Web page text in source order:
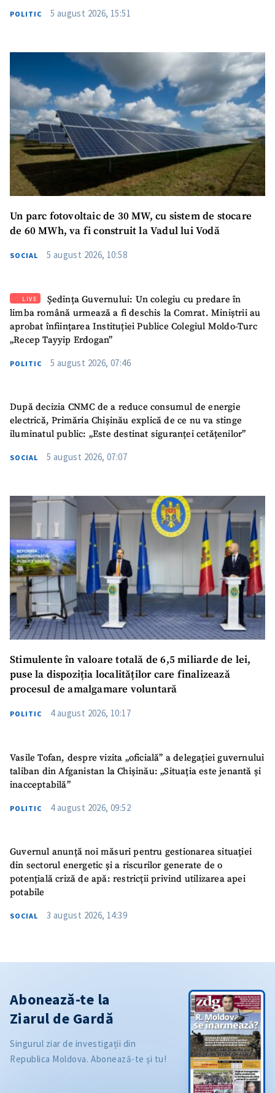
POLITIC 5 august 2026, 15:51
Un parc fotovoltaic de 30 MW, cu sistem de stocare
de 60 MWh, va fi construit la Vadul lui Vodă
SOCIAL 5 august 2026, 10:58
LIVE
Ședința Guvernului: Un colegiu cu predare în
limba română urmează a fi deschis la Comrat. Miniștrii au
aprobat înființarea Instituției Publice Colegiul Moldo-Turc
„Recep Tayyip Erdogan”
POLITIC 5 august 2026, 07:46
După decizia CNMC de a reduce consumul de energie
electrică, Primăria Chișinău explică de ce nu va stinge
iluminatul public: „Este destinat siguranței cetățenilor”
SOCIAL 5 august 2026, 07:07
Stimulente în valoare totală de 6,5 miliarde de lei,
puse la dispoziția localităților care finalizează
procesul de amalgamare voluntară
POLITIC 4 august 2026, 10:17
Vasile Tofan, despre vizita „oficială” a delegației guvernului
taliban din Afganistan la Chișinău: „Situația este jenantă și
inacceptabilă”
POLITIC 4 august 2026, 09:52
Guvernul anunță noi măsuri pentru gestionarea situației
din sectorul energetic și a riscurilor generate de o
potențială criză de apă: restricții privind utilizarea apei
potabile
SOCIAL 3 august 2026, 14:39
Abonează-te la
Ziarul de Gardă
Singurul ziar de investigații din
Republica Moldova. Abonează-te și tu!